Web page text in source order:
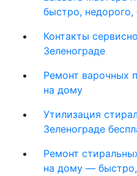
быстро, недорого,
Контакты
Зеленограде
Ремонт варочных
на дому
Утилизация
Зеленограде
Ремонт
на дому — быстро,